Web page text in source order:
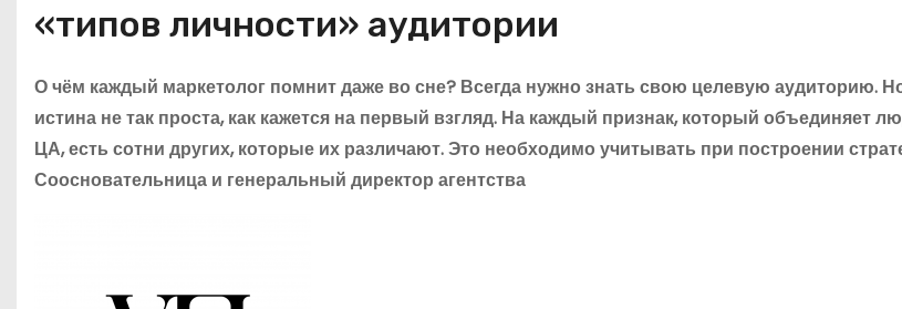
«типов личности» аудитории
О чём каждый маркетолог помнит даже во сне? Всегда нужно знать свою целевую аудиторию.
истина не так проста, как кажется на первый взгляд. На каждый признак, который объединяет
ЦА, есть сотни других, которые их различают. Это необходимо учитывать при построении
Соосновательница и генеральный директор агентства